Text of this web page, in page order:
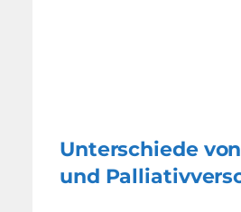
Unterschiede
und